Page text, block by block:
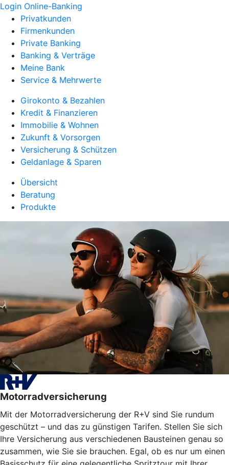
Login Online-Banking
Privatkunden
Firmenkunden
Private Banking
Banking & Verträge
Meine Bank
Service & Mehrwerte
Girokonto & Bezahlen
Kredit & Finanzieren
Immobilie & Wohnen
Zukunft & Vorsorgen
Versicherung & Schützen
Geldanlage & Sparen
Übersicht
Beratung
Produkte
Motorradversicherung
Mit der Motorradversicherung der R+V sind Sie rundum
geschützt – und das zu günstigen Tarifen. Stellen Sie sich
Ihre Versicherung aus verschiedenen Bausteinen genau so
zusammen, wie Sie sie brauchen. Egal, ob es nur um einen